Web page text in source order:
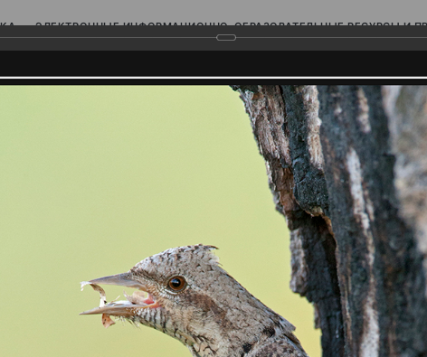
ЭЛЕКТРОННЫЕ ИНФОРМАЦИОННО-ОБРАЗОВАТЕЛЬНЫЕ РЕСУРСЫ И
Поволжья